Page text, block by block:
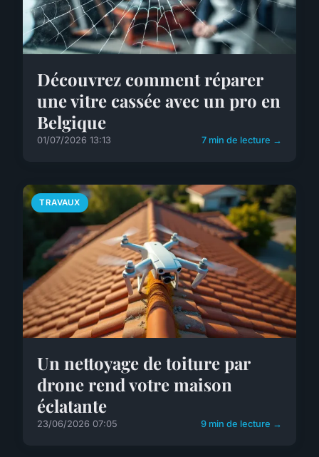
Découvrez comment réparer
une vitre cassée avec un pro en
Belgique
01/07/2026 13:13 7 min de lecture →
TRAVAUX
Un nettoyage de toiture par
drone rend votre maison
éclatante
23/06/2026 07:05 9 min de lecture →